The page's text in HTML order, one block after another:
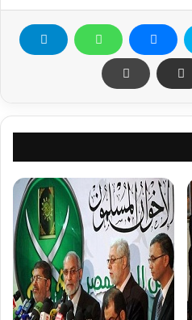
پرداخت کند.
شدن 31 تن از نیروهای مصری در حمله‌ به یک ایست
کیلومتری شهر مرزی رفح، مصر اولین مرحله از
غزه مصر
کپی آدرس